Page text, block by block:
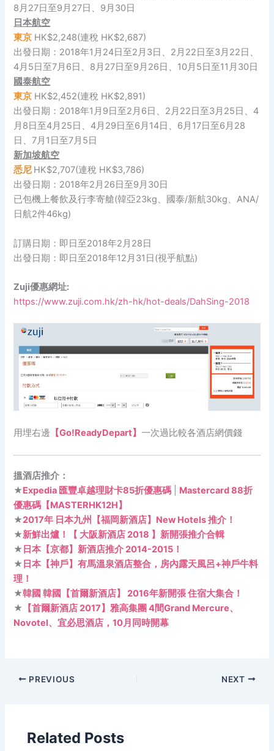
8月27日至9月27日、9月30日
日本航空
東京 HK$2,248(連稅 HK$2,687)
出發日期：2018年1月24日至2月3日、2月22日至3月22日、
4月5日至7月6日、8月27日至9月26日、10月5日至11月30日
國泰航空
東京 HK$2,452(連稅 HK$2,891)
出發日期：2018年1月9日至2月6日、2月22日至3月25日、4
月8日至4月25日、4月29日至6月14日、6月17日至6月28
日、7月1日至7月5日
新加坡航空
悉尼 HK$2,707(連稅 HK$3,786)
出發日期：2018年2月26日至9月30日
已包機上餐飲及行李寄艙(韓亞23kg、國泰/新航30kg、ANA/
日航2件46kg)
訂購日期：即日至2018年2月28日
出發日期：即日至2018年12月31日(視乎航點)
Zuji優惠網址:
https://www.zuji.com.hk/zh-hk/hot-deals/DahSing-2018
用埋右邊 【Go!ReadyDepart】一次過比較各酒店網價錢
搵酒店推介：
★Expedia 匯豐卓越理財卡85折優惠碼
Mastercard 88折
優惠碼【MASTERHK12H】
★2017年 日本九州【福岡新酒店】New Hotels 推介！
★新鮮出爐！【 大阪新酒店 2018 】新開張推介合輯
★ 日本【京都】新酒店推介 2014-2015！
★ 日本【神戶】有馬溫泉酒店整合，房內露天風呂+神戶牛料
理！
★韓國 韓國【首爾新酒店】 2016年新開張 住宿大集合！
★ 【首爾新酒店 2017】雅高集團 4間Grand Mercure、
Novotel、宜必思酒店，10月同時開幕
PREVIOUS NEXT
Related Posts